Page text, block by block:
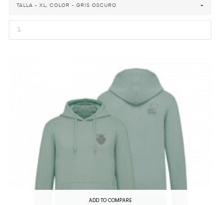
TALLA - XL, COLOR - GRIS OSCURO
ADD TO COMPARE